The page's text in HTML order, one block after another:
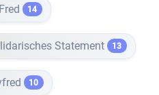
14
Statement 13
10